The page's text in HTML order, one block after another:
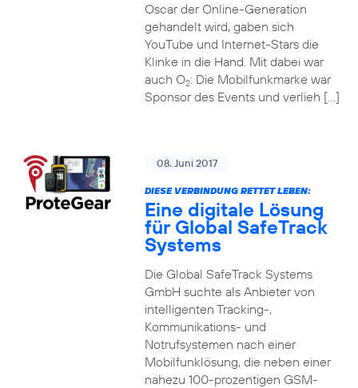
Oscar der Online-Generation
gehandelt wird, gaben sich
YouTube und Internet-Stars die
Klinke in die Hand. Mit dabei war
auch O2: Die Mobilfunkmarke war
Sponsor des Events und verlieh […]
08. Juni 2017
DIESE VERBINDUNG RETTET LEBEN:
Eine digitale Lösung
für Global SafeTrack
Systems
Die Global SafeTrack Systems
GmbH suchte als Anbieter von
intelligenten Tracking-,
Kommunikations- und
Notrufsystemen nach einer
Mobilfunklösung, die neben einer
nahezu 100-prozentigen GSM-